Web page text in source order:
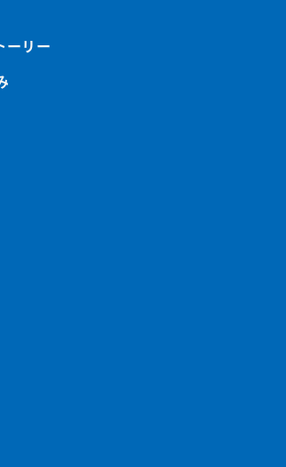
ーリー